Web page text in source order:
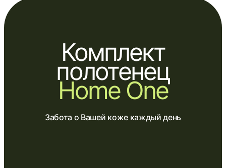
Комплект
полотенец
Home One
Забота о Вашей коже каждый день